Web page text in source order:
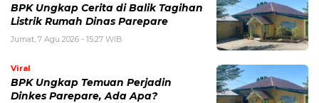
BPK Ungkap Cerita di Balik Tagihan
Listrik Rumah Dinas Parepare
Jumat, 7 Agu 2026 - 15:27 WIB
Viral
BPK Ungkap Temuan Perjadin
Dinkes Parepare, Ada Apa?